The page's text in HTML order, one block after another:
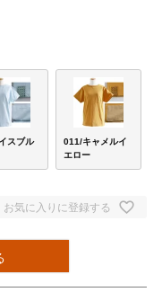
スブル
011/キャメルイ
エロー
お気に入りに登録する